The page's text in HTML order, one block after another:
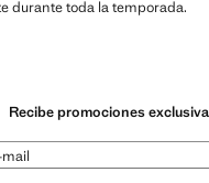
durante toda la temporada.
Recibe promociones